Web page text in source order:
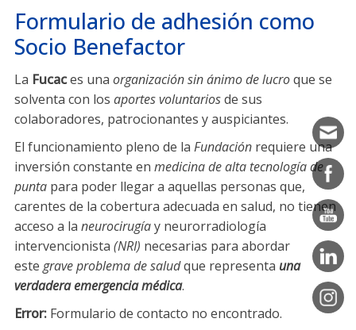
zona centro-norte del país
Asistencia integral
Investigación y desarrollo
neurología, neurocirugía y neurorradiología
intervencionista
Formación
Divulgación
debe llegar
rápidamente y sin costos condicionantes
colaborar
el enfermo y sus allegados
sientan que no están solos
la investigación
científica, la capacitación médica y la
implementación de centros de atención
especializada
Formulariode Adhesión
(0342) 455 4030
08:00 a 13:00
Formulario de adhesión como
Socio Benefactor
La Fucaces una organización sin ánimo de lucroque se
solventa con los aportes voluntariosde sus
colaboradores, patrocionantes y auspiciantes.
El funcionamiento pleno de la Fundación requiere una
inversión constante en medicina de alta tecnología de
punta para poder llegar a aquellas personas que,
carentes de la cobertura adecuada en salud, no tienen
acceso a la neurocirugíay neurorradiología
intervencionista (NRI) necesarias para abordar
este grave problema de saludque representa una
verdadera emergencia médica.
Error: Formulario de contacto no encontrado.